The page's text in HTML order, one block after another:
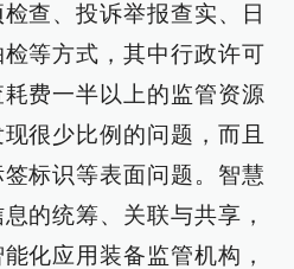
查、投诉举报查实、日
等方式，其中行政许可
费一半以上的监管资源
很少比例的问题，而且
标识等表面问题。智慧
的统筹、关联与共享，
化应用装备监管机构，